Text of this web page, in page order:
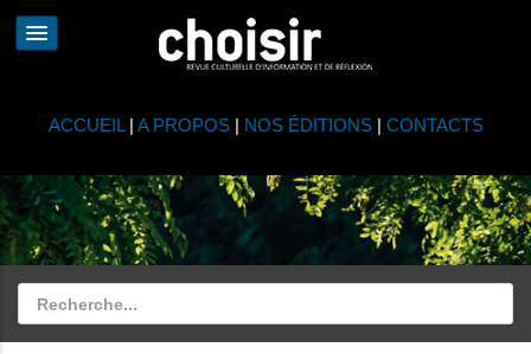
ACCUEIL | A PROPOS| NOS ÉDITIONS| CONTACTS